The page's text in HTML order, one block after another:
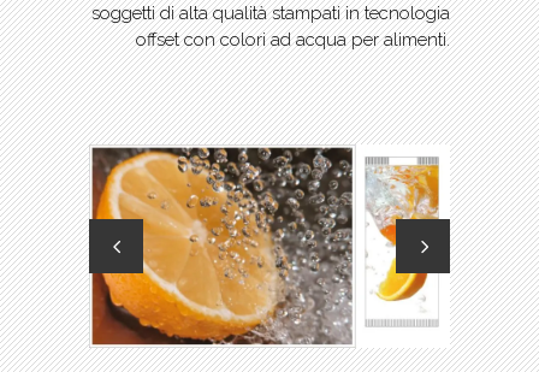
soggetti di alta qualità stampati in tecnologia
offset con colori ad acqua per alimenti.